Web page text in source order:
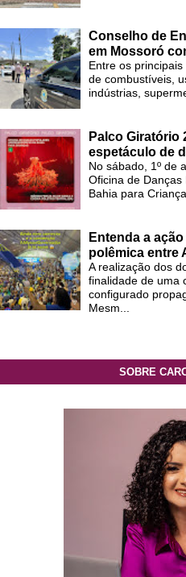
Conselho de
em Mossoró
Entre os
de combustíveis,
indústrias,
Palco Giratório
espetáculo de
No sábado, 1º de
Oficina de Danças
Bahia para
Entenda a
polêmica entre
A realização dos
finalidade de uma
configurado
Mesm...
SOBRE